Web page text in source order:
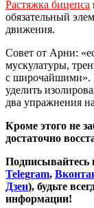
Растяжка бицепса
обязательный
движения.
Совет от Арни:
мускулатуры,
с широчайшими».
уделить
два упражнения
Кроме этого не
достаточно
Telegram,
Дзен), будьте
информации!